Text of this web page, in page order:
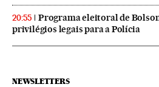
20:55
Programa eleitoral de
privilégios legais para a Polícia
NEWSLETTERS